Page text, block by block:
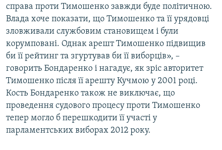
справа проти Тимошенко завжди буде політичною.
Влада хоче показати, що Тимошенко та її урядовці
зловживали службовим становищем і були
корумповані. Однак арешт Тимошенко підвищив
би її рейтинг та згуртував би її виборців», –
говорить Бондаренко і нагадує, як зріс авторитет
Тимошенко після її арешту Кучмою у 2001 році.
Кость Бондаренко також не виключає, що
проведення судового процесу проти Тимошенко
тепер могло б перешкодити її участі у
парламентських виборах 2012 року.